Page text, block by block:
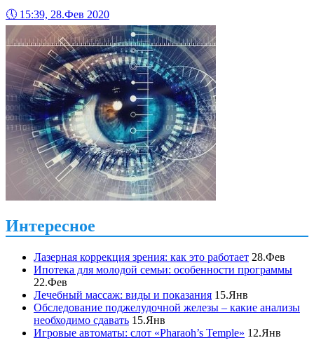
🕔 15:39, 28.Фев 2020
Интересное
Лазерная коррекция зрения: как это работает 28.Фев
Ипотека для молодой семьи: особенности программы
22.Фев
Лечебный массаж: виды и показания 15.Янв
Обследование поджелудочной железы – какие анализы
необходимо сдавать 15.Янв
Игровые автоматы: слот «Pharaoh’s Temple» 12.Янв